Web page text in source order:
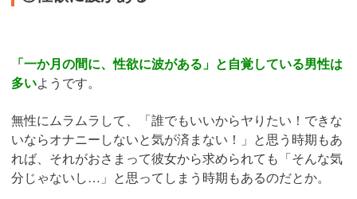
「一か月の間に、性欲に波がある」と自覚している男性は
多いようです。
無性にムラムラして、「誰でもいいからヤりたい！できな
いならオナニーしないと気が済まない！」と思う時期もあ
れば、それがおさまって彼女から求められても「そんな気
分じゃないし…」と思ってしまう時期もあるのだとか。